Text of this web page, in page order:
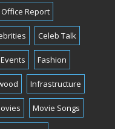
Report
Celeb Talk
Events Fashion
Infrastructure
Movie Songs